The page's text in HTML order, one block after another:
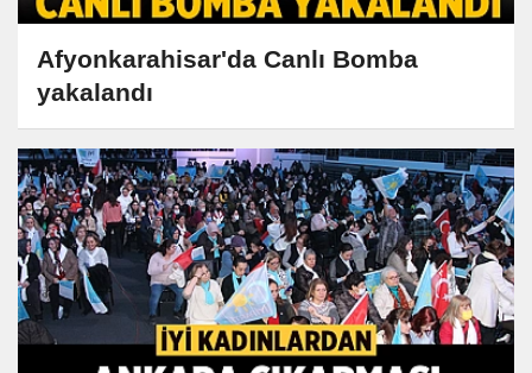
Afyonkarahisar'da Canlı Bomba
yakalandı